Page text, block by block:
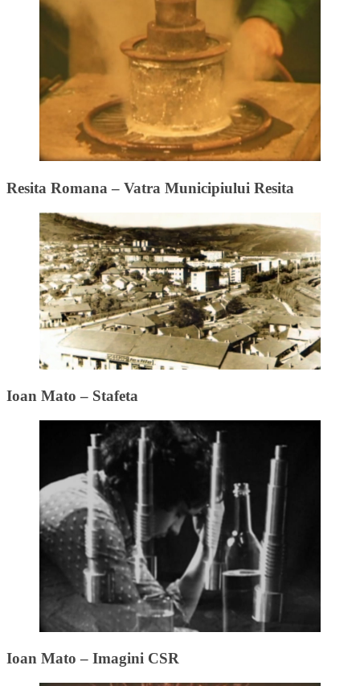
Resita Romana – Vatra Municipiului Resita
Ioan Mato – Stafeta
Ioan Mato – Imagini CSR